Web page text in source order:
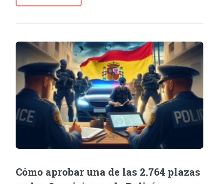
Cómo aprobar una de las 2.764 plazas